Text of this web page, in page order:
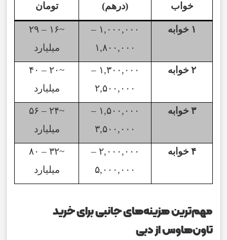
خواب
(درهم)
تومان
۱ خوابه ۱,۰۰۰,۰۰۰ –
۱,۸۰۰,۰۰۰
~۱۶ –
میلیارد
۲ خوابه ۱,۳۰۰,۰۰۰ –
۲,۵۰۰,۰۰۰
~۲۰ –۴۰
میلیارد
۳ خوابه ۱,۵۰۰,۰۰۰ –
۳,۵۰۰,۰۰۰
~۲۴ –
میلیارد
۴ خوابه ۲,۰۰۰,۰۰۰ –
۵,۰۰۰,۰۰۰
~۳۲ –۸۰
میلیارد
مهم‌ترین هزینه‌های جانبی برای خرید
تاون‌هاوس از دبی